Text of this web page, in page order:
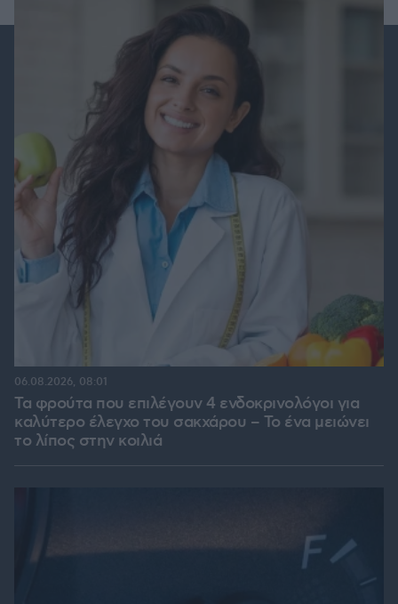
Τα φρούτα που επιλέγουν 4 ενδοκρινολόγοι για
καλύτερο έλεγχο του σακχάρου – Το ένα μειώνει
το λίπος στην κοιλιά
06.08.2026, 08:01